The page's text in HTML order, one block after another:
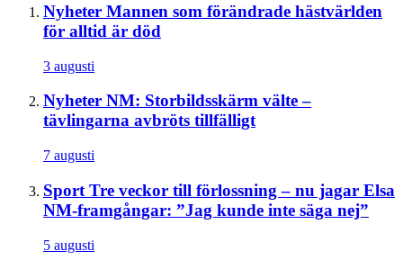
Nyheter Mannen som förändrade hästvärlden
för alltid är död
3 augusti
Nyheter NM: Storbildsskärm välte –
tävlingarna avbröts tillfälligt
7 augusti
Sport Tre veckor till förlossning – nu jagar Elsa
NM-framgångar: ”Jag kunde inte säga nej”
5 augusti